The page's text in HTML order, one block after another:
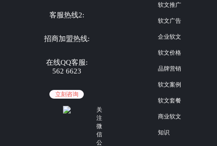
客服热线2:
招商加盟热线:
在线QQ客服:
562 6623
立刻咨询
关
注
微
信
公
软文推广
软文广告
企业软文
软文价格
品牌营销
软文案例
软文套餐
商业软文
知识